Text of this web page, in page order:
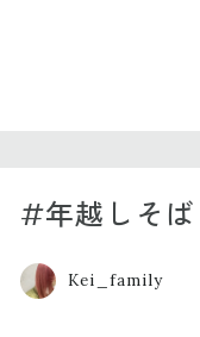
#年越しそば
Kei_family